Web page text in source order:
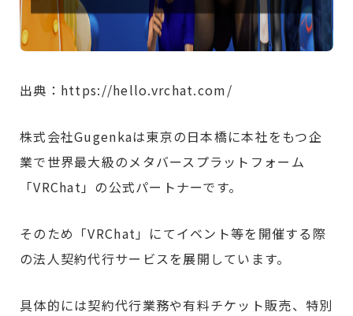
出典：https://hello.vrchat.com/
株式会社Gugenkaは東京の日本橋に本社をもつ企
業で世界最大級のメタバースプラットフォーム
「VRChat」の公式パートナーです。
そのため「VRChat」にてイベント等を開催する際
の法人契約代行サービスを展開しています。
具体的には契約代行業務や有料チケット販売、特別